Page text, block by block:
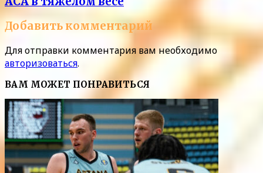
Добавить комментарий
Для отправки комментария вам необходимо
авторизоваться.
ВАМ МОЖЕТ ПОНРАВИТЬСЯ